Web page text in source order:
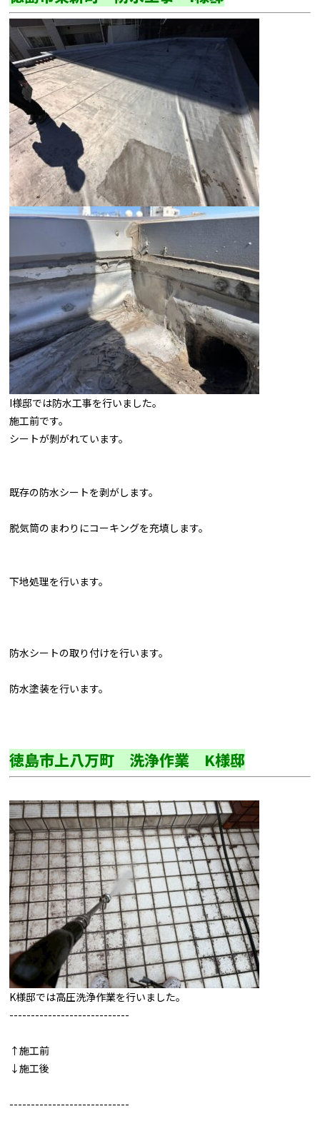
I様邸では防水工事を行いました。
施工前です。
シートが剝がれています。
既存の防水シートを剥がします。
脱気筒のまわりにコーキングを充填します。
下地処理を行います。
防水シートの取り付けを行います。
防水塗装を行います。
徳島市上八万町 洗浄作業 K様邸
K様邸では高圧洗浄作業を行いました。
----------------------------
↑施工前
↓施工後
----------------------------